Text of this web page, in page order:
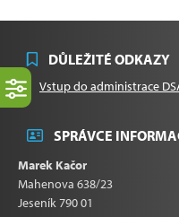
DŮLEŽITÉ ODKAZY
Vstup do administrace
SPRÁVCE
Marek Kačor
Mahenova 638/23
Jeseník 790 01